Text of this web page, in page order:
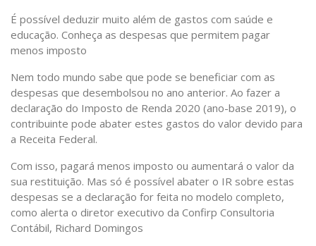
É possível deduzir muito além de gastos com saúde e
educação. Conheça as despesas que permitem pagar
menos imposto
Nem todo mundo sabe que pode se beneficiar com as
despesas que desembolsou no ano anterior. Ao fazer a
declaração do Imposto de Renda 2020 (ano-base 2019), o
contribuinte pode abater estes gastos do valor devido para
a Receita Federal.
Com isso, pagará menos imposto ou aumentará o valor da
sua restituição. Mas só é possível abater o IR sobre estas
despesas se a declaração for feita no modelo completo,
como alerta o diretor executivo da Confirp Consultoria
Contábil, Richard Domingos